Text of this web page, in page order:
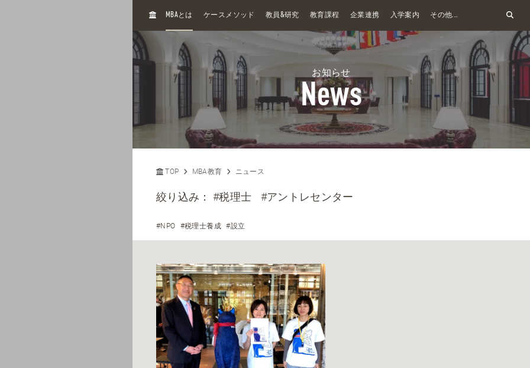
H
MBAとは ケースメソッド 教員&研究 教育課程 企業連携 入学案内 その他...
お知らせ
News
TOP MBA教育 ニュース
絞り込み：#税理士 #アントレセンター
#NPO #税理士養成 #設立